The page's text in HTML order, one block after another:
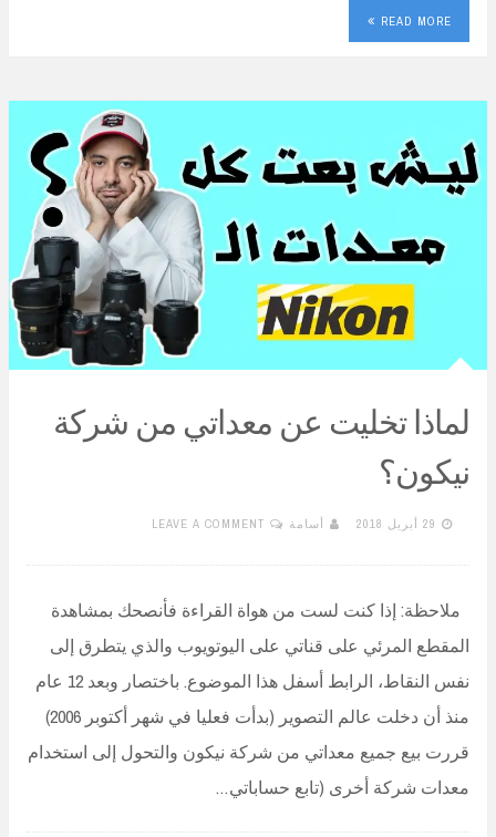
READ MORE
لماذا تخليت عن معداتي من شركة
نيكون؟
29 أبريل 2018 أسامة LEAVE A COMMENT
ملاحظة: إذا كنت لست من هواة القراءة فأنصحك بمشاهدة
المقطع المرئي على قناتي على اليوتويوب والذي يتطرق إلى
نفس النقاط، الرابط أسفل هذا الموضوع. باختصار وبعد 12 عام
منذ أن دخلت عالم التصوير (بدأت فعليا في شهر أكتوبر 2006)
قررت بيع جميع معداتي من شركة نيكون والتحول إلى استخدام
معدات شركة أخرى (تابع حساباتي…